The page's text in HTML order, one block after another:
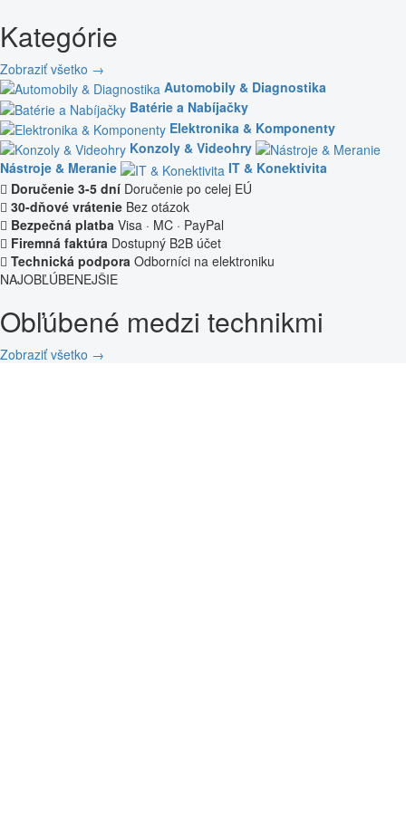
Kategórie
Zobraziť všetko →
Automobily & Diagnostika
Batérie a Nabíjačky
Elektronika & Komponenty
Konzoly & Videohry
Nástroje & Meranie
IT & Konektivita
Doručenie 3-5 dní Doručenie po celej EÚ
30-dňové vrátenie Bez otázok
Bezpečná platba Visa · MC · PayPal
Firemná faktúra Dostupný B2B účet
Technická podpora Odborníci na elektroniku
NAJOBĽÚBENEJŠIE
Obľúbené medzi technikmi
Zobraziť všetko →